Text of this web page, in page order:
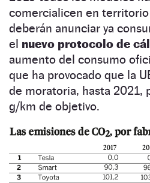
comercialicen en
deberán anunciar ya
el nuevo protocolo de
aumento del consumo
que ha provocado que la
de moratoria, hasta 2021,
g/km de objetivo.